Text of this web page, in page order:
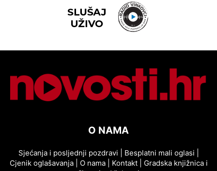
O NAMA
Sjećanja i posljednji pozdravi Besplatni mali oglasi
Cjenik oglašavanja| O nama| Kontakt| Gradska knjižnica i